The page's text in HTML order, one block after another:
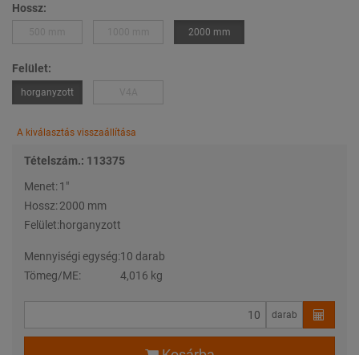
Hossz:
2000 mm
Felület:
horganyzott
A kiválasztás visszaállítása
Tételszám.: 113375
Menet: 1″
Hossz: 2000 mm
Felület:horganyzott
Mennyiségi egység:10 darab
Tömeg/ME:
4,016 kg
darab